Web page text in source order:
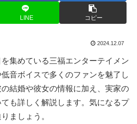
LINE コピー
2024.12.07
集めている三福エンターテイメン
音ボイスで多くのファンを魅了し
結婚や彼女の情報に加え、実家の
も詳しく解説します。気になるプ
ましょう。